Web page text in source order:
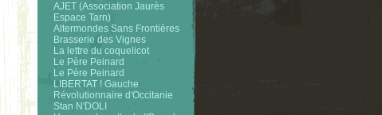
AJET (Association Jaurès
Espace Tarn)
Altermondes Sans Frontières
Brasserie des Vignes
La lettre du coquelicot
Le Père Peinard
Le Père Peinard
LIBERTAT ! Gauche
Révolutionnaire d'Occitanie
Stan N'DOLI